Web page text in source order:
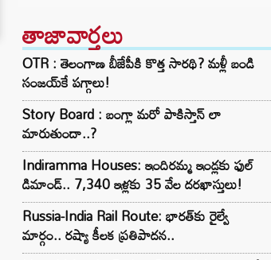
తాజావార్తలు
OTR : తెలంగాణ బీజేపీకి కొత్త సారథి? మళ్లీ బండి
సంజయ్‌కే పగ్గాలు!
Story Board : బంగ్లా మరో పాకిస్తాన్ లా
మారుతుందా..?
Indiramma Houses: ఇందిరమ్మ ఇండ్లకు ఫుల్
డిమాండ్.. 7,340 ఇళ్లకు 35 వేల దరఖాస్తులు!
Russia-India Rail Route: భారత్‌కు రైల్వే
మార్గం.. రష్యా కీలక ప్రతిపాదన..